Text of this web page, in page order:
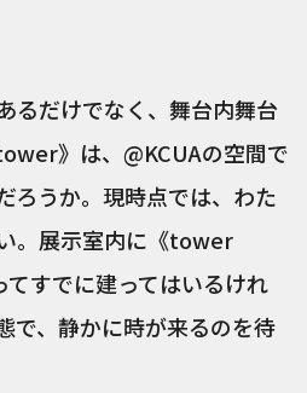
るだけでなく、舞台内舞台
》は、@KCUAの空間で
ろうか。現時点では、わた
。展示室内に《tower
すでに建ってはいるけれ
で、静かに時が来るのを待